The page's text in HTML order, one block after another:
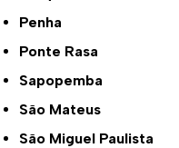
Penha
Ponte Rasa
Sapopemba
São Mateus
São Miguel Paulista